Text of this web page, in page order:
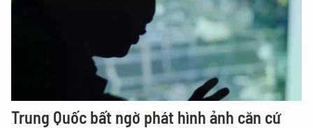
Trung Quốc bất ngờ phát hình ảnh căn cứ